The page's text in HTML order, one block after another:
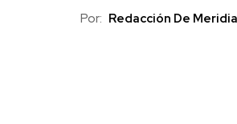
Por: Redacción De